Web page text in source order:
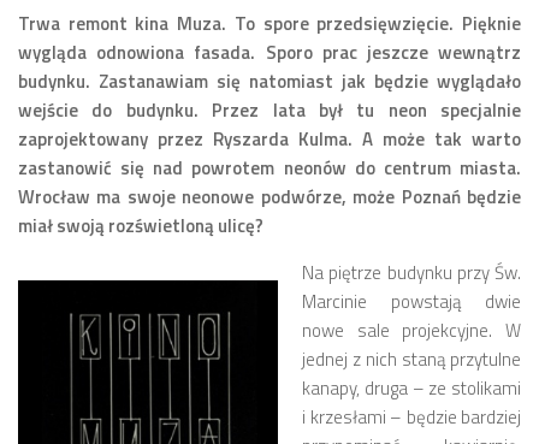
ZDM – awarie
Rada
Radni
Zarząd
Prezydium
Komisje i koordynatorzy
Biuletyn
numer 4-5(14-15)/2021
Trwa remont kina Muza. To spore przedsięwzięcie. Pięknie
wygląda odnowiona fasada. Sporo prac jeszcze wewnątrz
budynku. Zastanawiam się natomiast jak będzie wyglądało
wejście do budynku. Przez lata był tu neon specjalnie
zaprojektowany przez Ryszarda Kulma. A może tak warto
zastanowić się nad powrotem neonów do centrum miasta.
Wrocław ma swoje neonowe podwórze, może Poznań będzie
miał swoją rozświetloną ulicę?
Na piętrze budynku przy Św.
Marcinie powstają dwie
nowe sale projekcyjne. W
jednej z nich staną przytulne
kanapy, druga – ze stolikami
i krzesłami – będzie bardziej